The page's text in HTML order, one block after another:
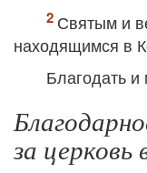
Святым и
находящимся в
Благодать
за церковь